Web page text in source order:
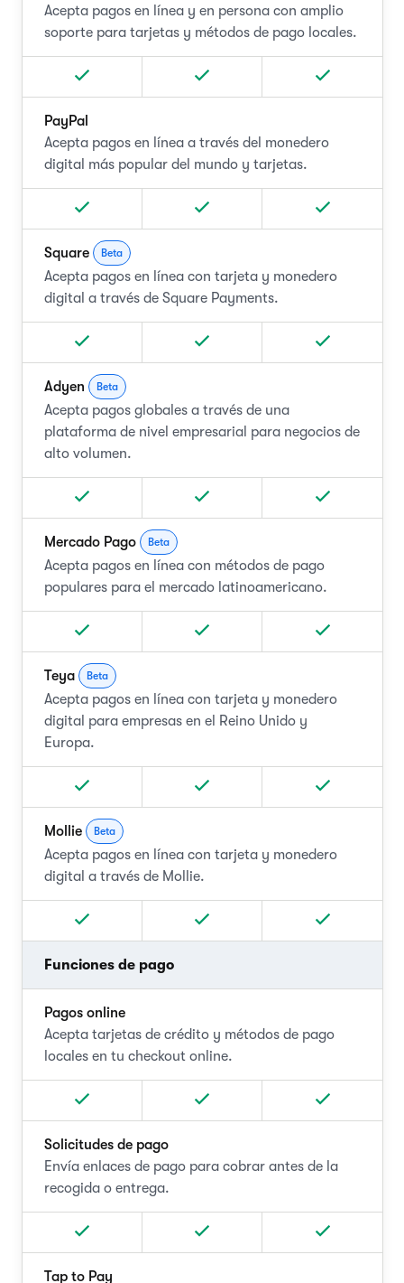
Acepta pagos en línea y en persona con amplio
soporte para tarjetas y métodos de pago locales.
PayPal
Acepta pagos en línea a través del monedero
digital más popular del mundo y tarjetas.
Square Beta
Acepta pagos en línea con tarjeta y monedero
digital a través de Square Payments.
Adyen Beta
Acepta pagos globales a través de una
plataforma de nivel empresarial para negocios de
alto volumen.
Mercado Pago Beta
Acepta pagos en línea con métodos de pago
populares para el mercado latinoamericano.
Teya Beta
Acepta pagos en línea con tarjeta y monedero
digital para empresas en el Reino Unido y
Europa.
Mollie Beta
Acepta pagos en línea con tarjeta y monedero
digital a través de Mollie.
Funciones de pago
Pagos online
Acepta tarjetas de crédito y métodos de pago
locales en tu checkout online.
Solicitudes de pago
Envía enlaces de pago para cobrar antes de la
recogida o entrega.
Tap to Pay